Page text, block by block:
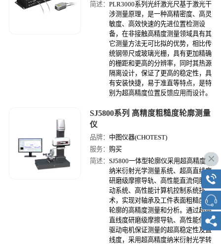
简述：PLR3000系列光纤激光尺基于激光干
涉测量原理，是一种高精密度、高灵
敏度、高效快速的先进位置检测设
备，在非接触高精度测量领域具有其
它测量方法无可比拟的优势，相比传
统钢带尺或玻璃光栅，具有更加精确
的栅距和更高的分辨率，同时其热源
隔离设计，保证了更高的稳定性，具
有安装快捷，易于准直等特点，是特
别为超高精度位置反馈应用而设计。
SJ5800系列 高精度粗糙度轮廓测量
仪
品牌： 中图仪器(CHOTEST)
服务： 购买
简述：SJ5800一体型轮廓仪采用超高精度
纳米衍射光学测量系统、超高直线度
研磨级摩擦导轨、高性能直流伺服驱
动系统、高性能计算机控制系统技
术，实现对轴承及工件表面粗糙度和
轮廓的高精度测量和分析。通过超高
直线度研磨级摩擦导轨、高性能伺服
驱动电机保证测量的超高稳定性及直
线度，采用超高精度纳米衍射光学转